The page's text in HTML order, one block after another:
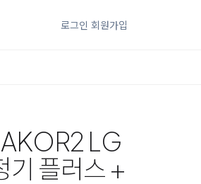
로그인 회원가입
LG
기 플러스 +